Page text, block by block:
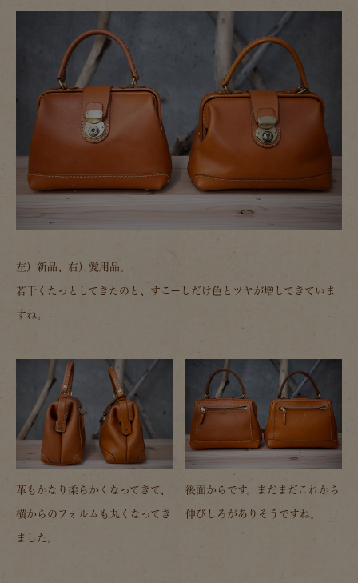
左）新品、右）愛用品。
若干くたっとしてきたのと、すこーしだけ色とツヤが増してきていま
すね。
革もかなり柔らかくなってきて、
横からのフォルムも丸くなってき
ました。
後面からです。まだまだこれから
伸びしろがありそうですね。